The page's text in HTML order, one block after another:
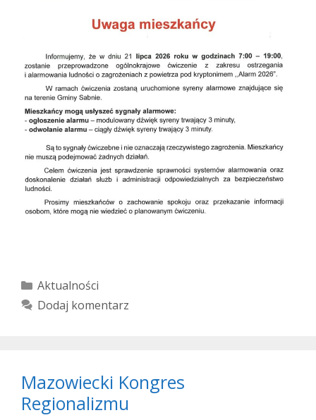
Kategorie
Aktualności
Dodaj komentarz
Mazowiecki Kongres
Regionalizmu